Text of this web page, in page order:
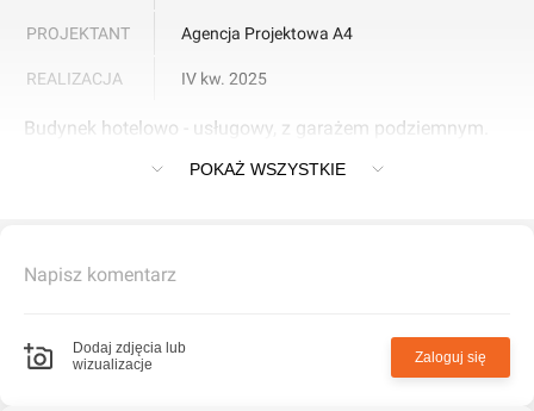
PROJEKTANT Agencja Projektowa A4
REALIZACJA IV kw. 2025
Budynek hotelowo - usługowy, z garażem podziemnym.
Kraków, Aleja Marii Konopnickiej
POKAŻ WSZYSTKIE
Napisz komentarz
Dodaj zdjęcia lub
wizualizacje
Zaloguj się